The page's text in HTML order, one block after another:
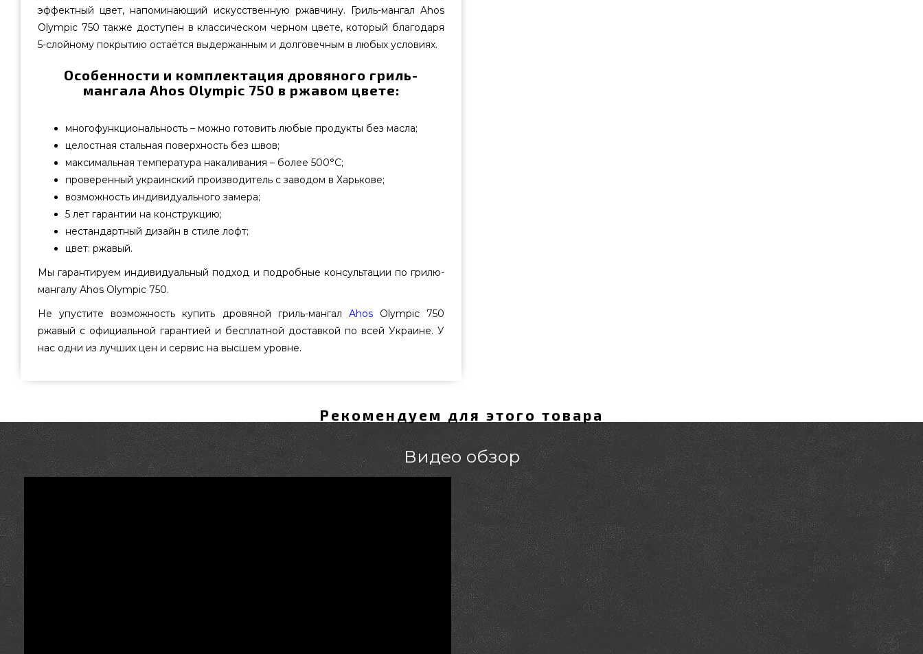
эффектный цвет, напоминающий искусственную ржавчину. Гриль-мангал Ahos
Olympic 750 также доступен в классическом черном цвете, который благодаря
5-слойному покрытию остаётся выдержанным и долговечным в любых условиях.
Особенности и комплектация дровяного гриль-
мангала Ahos Olympic 750 в ржавом цвете:
многофункциональность – можно готовить любые продукты без масла;
целостная стальная поверхность без швов;
максимальная температура накаливания – более 500°C;
проверенный украинский производитель с заводом в Харькове;
возможность индивидуального замера;
5 лет гарантии на конструкцию;
нестандартный дизайн в стиле лофт;
цвет: ржавый.
Мы гарантируем индивидуальный подход и подробные консультации по грилю-
мангалу Ahos Olympic 750.
Не упустите возможность купить дровяной гриль-мангал AhosOlympic 750
ржавый с официальной гарантией и бесплатной доставкой по всей Украине. У
нас одни из лучших цен и сервис на высшем уровне.
Рекомендуем для этого товара
Видео обзор